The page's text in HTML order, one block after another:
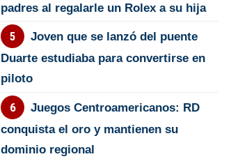
padres al regalarle un Rolex a su hija
Joven que se lanzó del puente
Duarte estudiaba para convertirse en
piloto
Juegos Centroamericanos: RD
conquista el oro y mantienen su
dominio regional